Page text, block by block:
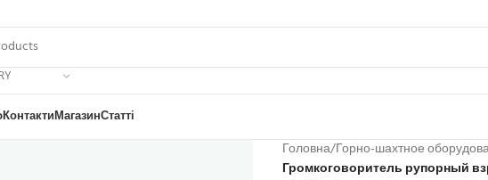
КонтактиМагазинСтатті
Головна/Горно-шахтное
Громкоговоритель рупорный